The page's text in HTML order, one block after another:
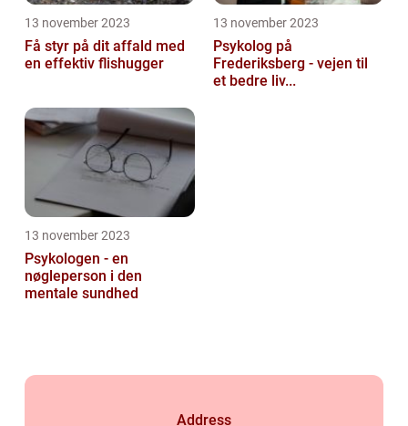
13 november 2023
Få styr på dit affald med
en effektiv flishugger
13 november 2023
Psykolog på
Frederiksberg - vejen til
et bedre liv...
13 november 2023
Psykologen - en
nøgleperson i den
mentale sundhed
Address